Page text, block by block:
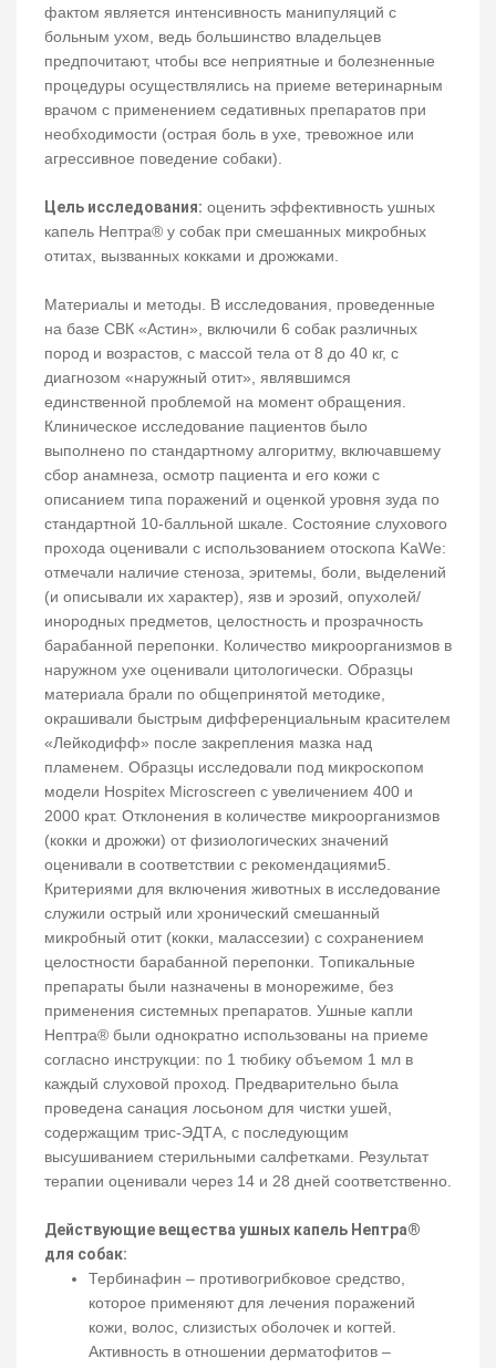
фактом является интенсивность манипуляций с
больным ухом, ведь большинство владельцев
предпочитают, чтобы все неприятные и болезненные
процедуры осуществлялись на приеме ветеринарным
врачом с применением седативных препаратов при
необходимости (острая боль в ухе, тревожное или
агрессивное поведение собаки).
Цель исследования: оценить эффективность ушных
капель Нептра® у собак при смешанных микробных
отитах, вызванных кокками и дрожжами.
Материалы и методы. В исследования, проведенные
на базе СВК «Астин», включили 6 собак различных
пород и возрастов, с массой тела от 8 до 40 кг, с
диагнозом «наружный отит», являвшимся
единственной проблемой на момент обращения.
Клиническое исследование пациентов было
выполнено по стандартному алгоритму, включавшему
сбор анамнеза, осмотр пациента и его кожи с
описанием типа поражений и оценкой уровня зуда по
стандартной 10-балльной шкале. Состояние слухового
прохода оценивали с использованием отоскопа KaWe:
отмечали наличие стеноза, эритемы, боли, выделений
(и описывали их характер), язв и эрозий, опухолей/
инородных предметов, целостность и прозрачность
барабанной перепонки. Количество микроорганизмов в
наружном ухе оценивали цитологически. Образцы
материала брали по общепринятой методике,
окрашивали быстрым дифференциальным красителем
«Лейкодифф» после закрепления мазка над
пламенем. Образцы исследовали под микроскопом
модели Hospitex Microscreen с увеличением 400 и
2000 крат. Отклонения в количестве микроорганизмов
(кокки и дрожжи) от физиологических значений
оценивали в соответствии с рекомендациями5.
Критериями для включения животных в исследование
служили острый или хронический смешанный
микробный отит (кокки, малассезии) с сохранением
целостности барабанной перепонки. Топикальные
препараты были назначены в монорежиме, без
применения системных препаратов. Ушные капли
Нептра® были однократно использованы на приеме
согласно инструкции: по 1 тюбику объемом 1 мл в
каждый слуховой проход. Предварительно была
проведена санация лосьоном для чистки ушей,
содержащим трис-ЭДТА, с последующим
высушиванием стерильными салфетками. Результат
терапии оценивали через 14 и 28 дней соответственно.
Действующие вещества ушных капель Нептра®
для собак:
Тербинафин – противогрибковое средство,
которое применяют для лечения поражений
кожи, волос, слизистых оболочек и когтей.
Активность в отношении дерматофитов –